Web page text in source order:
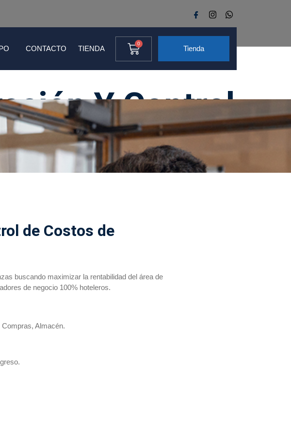
CONTACTO TIENDA
0
Tienda
Y Control
Y Bebidas
de Costos de
buscando maximizar la rentabilidad del área de
de negocio 100% hoteleros.
Almacén.